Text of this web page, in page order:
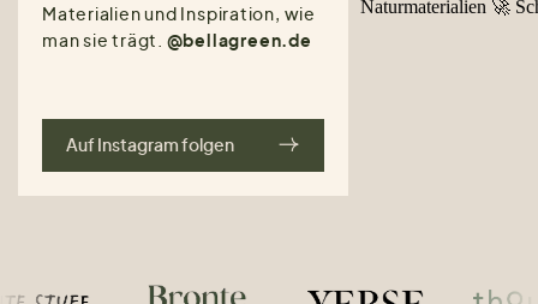
Materialien und Inspiration, wie
man sie trägt. @bellagreen.de
Auf Instagram folgen